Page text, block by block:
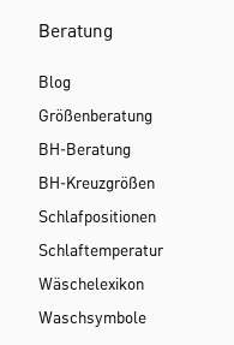
Beratung
Blog
Größenberatung
BH-Beratung
BH-Kreuzgrößen
Schlafpositionen
Schlaftemperatur
Wäschelexikon
Waschsymbole